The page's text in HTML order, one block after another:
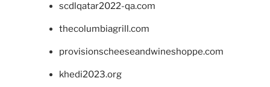
scdlqatar2022-qa.com
thecolumbiagrill.com
provisionscheeseandwineshoppe.com
khedi2023.org